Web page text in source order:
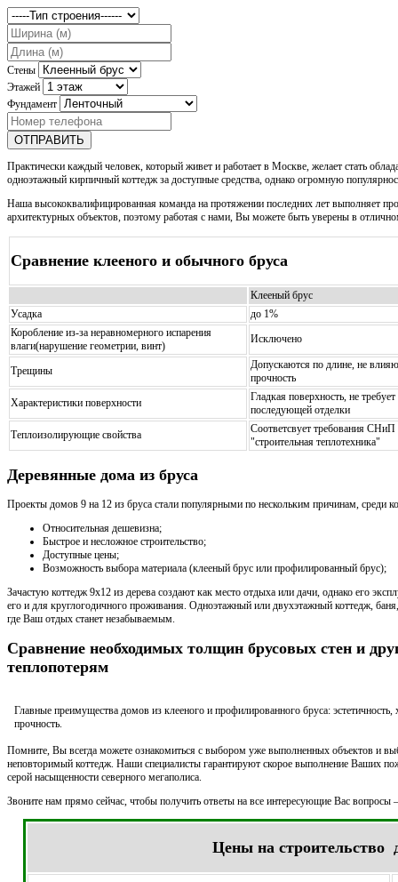
Стены
Этажей
Фундамент
ОТПРАВИТЬ
Практически каждый человек, который живет и работает в Москве, желает стать
одноэтажный кирпичный коттедж за доступные средства, однако огромную
Наша высококвалифицированная команда на протяжении последних лет выполняет
архитектурных объектов, поэтому работая с нами, Вы можете быть уверены в
Сравнение клееного и обычного бруса
Клееный брус
Усадка
до 1%
Коробление из-за неравномерного испарения
влаги(нарушение геометрии, винт)
Исключено
Трещины
Допускаются по длине, не
прочность
Характеристики поверхности
Гладкая поверхность, не требует
последующей отделки
Теплоизолирующие свойства
Соответсвует требования
"строительная теплотехника"
Деревянные дома из бруса
Проекты домов 9 на 12 из бруса стали популярными по нескольким причинам, среди
Относительная дешевизна;
Быстрое и несложное строительство;
Доступные цены;
Возможность выбора материала (клееный брус или профилированный брус);
Зачастую коттедж 9х12 из дерева создают как место отдыха или дачи, однако его
его и для круглогодичного проживания. Одноэтажный или двухэтажный коттедж,
где Ваш отдых станет незабываемым.
Сравнение необходимых толщин брусовых стен и
теплопотерям
Главные преимущества домов из клееного и профилированного бруса:
прочность.
Помните, Вы всегда можете ознакомиться с выбором уже выполненных объектов и
неповторимый коттедж. Наши специалисты гарантируют скорое выполнение Ваших
серой насыщенности северного мегаполиса.
Звоните нам прямо сейчас, чтобы получить ответы на все интересующие Вас
Цены на строительство